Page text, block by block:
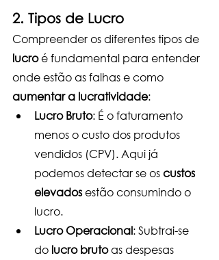
2. Tipos de Lucro
Compreender os diferentes tipos de
lucro é fundamental para entender
onde estão as falhas e como
aumentar a lucratividade:
Lucro Bruto: É o faturamento
menos o custo dos produtos
vendidos (CPV). Aqui já
podemos detectar se os custos
elevados estão consumindo o
lucro.
Lucro Operacional: Subtrai-se
do lucro bruto as despesas